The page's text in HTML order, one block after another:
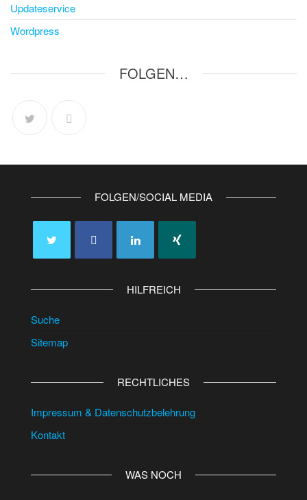
Updateservice
Wordpress
FOLGEN…
FOLGEN/SOCIAL MEDIA
HILFREICH
Suche
Sitemap
RECHTLICHES
Impressum & Datenschutzbelehrung
Kontakt
WAS NOCH